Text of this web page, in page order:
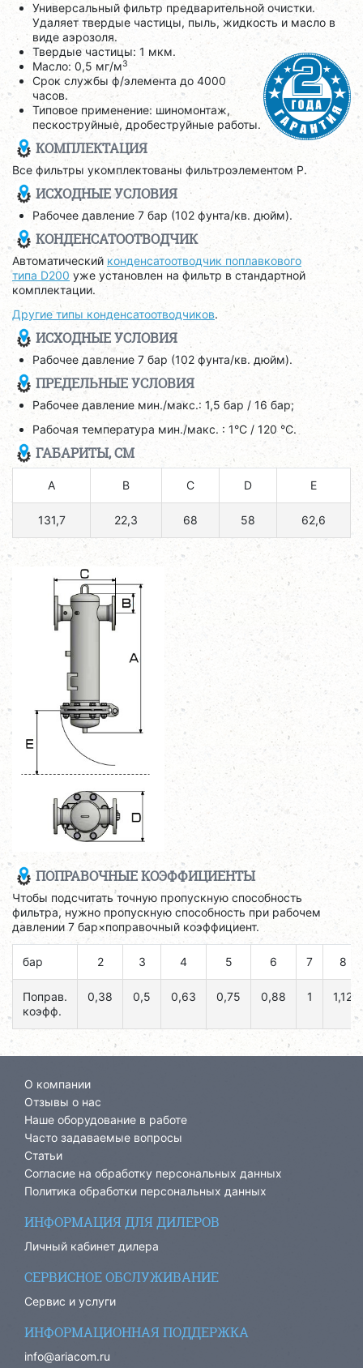
Универсальный фильтр предварительной очистки.
Удаляет твердые частицы, пыль, жидкость и масло в
виде аэрозоля.
Твердые частицы: 1 мкм.
Масло: 0,5 мг/м3
Срок службы ф/элемента до 4000
часов.
Типовое применение: шиномонтаж,
пескоструйные, дробеструйные работы.
КОМПЛЕКТАЦИЯ
Все фильтры укомплектованы фильтроэлементом P.
ИСХОДНЫЕ УСЛОВИЯ
Рабочее давление 7 бар (102 фунта/кв. дюйм).
КОНДЕНСАТООТВОДЧИК
Автоматический конденсатоотводчик поплавкового
типа D200 уже установлен на фильтр в стандартной
комплектации.
Другие типы конденсатоотводчиков.
ИСХОДНЫЕ УСЛОВИЯ
Рабочее давление 7 бар (102 фунта/кв. дюйм).
ПРЕДЕЛЬНЫЕ УСЛОВИЯ
Рабочее давление мин./макс.: 1,5 бар / 16 бар;
Рабочая температура мин./макс. : 1°C / 120 °C.
ГАБАРИТЫ, СМ
A B C D E
131,7 22,3 68 58 62,6
ПОПРАВОЧНЫЕ КОЭФФИЦИЕНТЫ
Чтобы подсчитать точную пропускную способность
фильтра, нужно пропускную способность при рабочем
давлении 7 бар×поправочный коэффициент.
бар 2 3 4 5 6 7 8
Поправ.
коэфф.
0,38 0,5 0,63 0,75 0,88 1 1,12
О компании
Отзывы о нас
Наше оборудование в работе
Часто задаваемые вопросы
Статьи
Согласие на обработку персональных данных
Политика обработки персональных данных
ИНФОРМАЦИЯ ДЛЯ ДИЛЕРОВ
Личный кабинет дилера
СЕРВИСНОЕ ОБСЛУЖИВАНИЕ
Сервис и услуги
ИНФОРМАЦИОННАЯ ПОДДЕРЖКА
info@ariacom.ru